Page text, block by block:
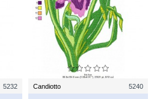
5232 Candiotto 5240